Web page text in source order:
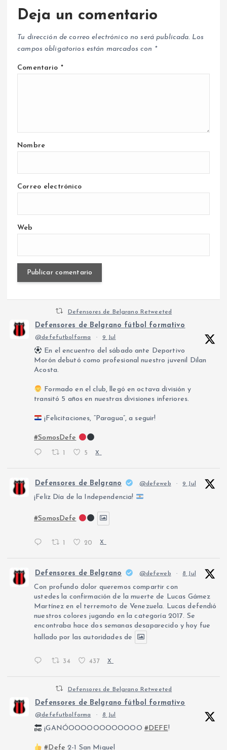
Deja un comentario
Tu dirección de correo electrónico no será publicada. Los
campos obligatorios están marcados con *
Comentario *
Nombre
Correo electrónico
Web
Defensores de Belgrano Retweeted
Defensores de Belgrano fútbol formativo
@defefutbolforma · 9 Jul
En el encuentro del sábado ante Deportivo
Morón debutó como profesional nuestro juvenil Dilan
Acosta.
Formado en el club, llegó en octava división y
transitó 5 años en nuestras divisiones inferiores.
¡Felicitaciones, “Paragua”, a seguir!
#SomosDefe
5 X
Defensores de Belgrano @defeweb · 9 Jul
¡Feliz Día de la Independencia!
#SomosDefe
1 20 X
Defensores de Belgrano @defeweb · 8 Jul
Con profundo dolor queremos compartir con
ustedes la confirmación de la muerte de Lucas Gámez
Martínez en el terremoto de Venezuela. Lucas defendió
nuestros colores jugando en la categoría 2017. Se
encontraba hace dos semanas desaparecido y hoy fue
hallado por las autoridades de
34 437 X
Defensores de Belgrano Retweeted
Defensores de Belgrano fútbol formativo
@defefutbolforma · 8 Jul
¡GANÓOOOOOOOOOOOO #DEFE!
#Defe 2-1 San Miguel